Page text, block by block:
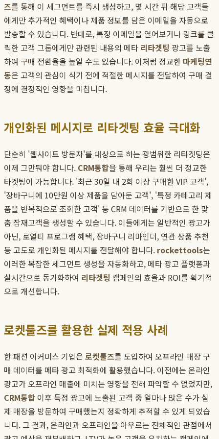
즈를 통해 이 세그먼트를 즉시 생성하고, 몇 시간 뒤 해당 고객들
에게만 추가적인 혜택이나 제품 정보를 담은 이메일을 자동으로
발송할 수 있습니다. 반대로, 특정 이메일을 열어보거나 링크를 클
릭한 고객 그룹에게만 관련된 내용의 메타 리타겟팅 광고를 노출
하여 구매 전환율을 높일 수도 있습니다. 이처럼 정교한 마케팅연
동은 고객의 관심이 식기 전에 적절한 메시지를 전달하여 구매 결
정에 결정적인 영향을 미칩니다.
개인화된 메시지로 리타겟팅 효율 극대화
단순히 '웹사이트 방문자'를 대상으로 하는 광범위한 리타겟팅은
이제 그만둬야 합니다. CRM통합을 통해 우리는 훨씬 더 정교한
타겟팅이 가능합니다. '최근 30일 내 2회 이상 구매한 VIP 고객',
'장바구니에 10만원 이상 제품을 담아둔 고객', '특정 카테고리 제
품을 반복적으로 조회한 고객' 등 CRM 데이터를 기반으로 한 맞
춤 잠재고객을 생성할 수 있습니다. 이들에게는 일반적인 광고가
아닌, 로열티 프로그램 혜택, 장바구니 리마인더, 연관 상품 추천
등 고도로 개인화된 메시지를 전달해야 합니다. rockettools는
이러한 복잡한 세그먼트 생성을 자동화하고, 메타 광고 플랫폼과
실시간으로 동기화하여 리타겟팅 캠페인의 효율과 ROI를 획기적
으로 개선합니다.
로켓툴즈를 활용한 실제 적용 사례
한 패션 이커머스 기업은 로켓툴즈를 도입하여 오프라인 매장 구
매 데이터를 메타 광고 최적화에 활용했습니다. 이전에는 온라인
광고가 오프라인 매출에 미치는 영향을 전혀 파악할 수 없었지만,
CRM통합 이후 특정 광고에 노출된 고객 중 얼마나 많은 수가 실
제 매장을 방문하여 구매했는지 정확하게 추적할 수 있게 되었습
니다. 그 결과, 온라인과 오프라인을 아우르는 전체적인 관점에서